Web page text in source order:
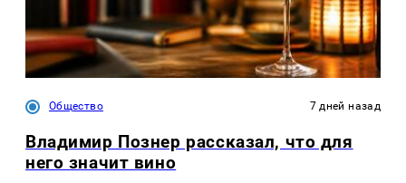
Общество 7 дней назад
Владимир Познер рассказал, что для
него значит вино